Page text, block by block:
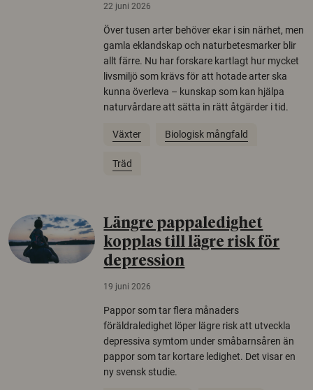
22 juni 2026
Över tusen arter behöver ekar i sin närhet, men
gamla eklandskap och naturbetesmarker blir
allt färre. Nu har forskare kartlagt hur mycket
livsmiljö som krävs för att hotade arter ska
kunna överleva – kunskap som kan hjälpa
naturvårdare att sätta in rätt åtgärder i tid.
Växter Biologisk mångfald
Träd
Längre pappaledighet
kopplas till lägre risk för
depression
19 juni 2026
Pappor som tar flera månaders
föräldraledighet löper lägre risk att utveckla
depressiva symtom under småbarnsåren än
pappor som tar kortare ledighet. Det visar en
ny svensk studie.